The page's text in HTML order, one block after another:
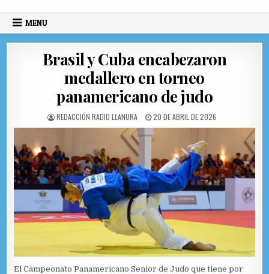
Radio Llanura de Colón
MENU
Brasil y Cuba encabezaron
medallero en torneo
panamericano de judo
AUTHOR:
REDACCIÓN RADIO LLANURA PUBLISHED DATE:
20 DE ABRIL DE 2026
El Campeonato Panamericano Senior de Judo que tiene por